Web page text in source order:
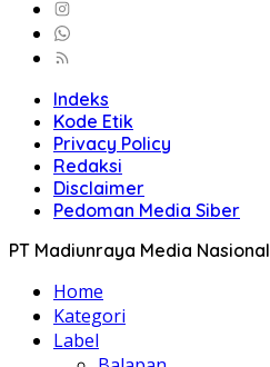
Indeks
Kode Etik
Privacy Policy
Redaksi
Disclaimer
Pedoman Media Siber
PT Madiunraya Media Nasional
Home
Kategori
Label